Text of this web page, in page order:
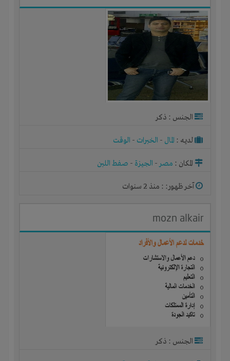
الجنس : ذكر
لديـه : المال - الخبرات - الوقت
المكان : مصر- الجيزة - صفط اللبن
آخر ظهور: : منذ 2 سنوات
mozn alkair
الجنس : ذكر